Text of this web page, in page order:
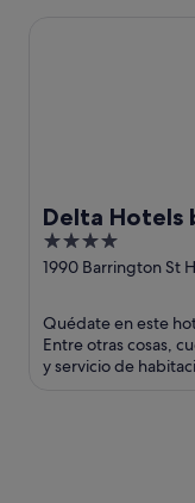
Delta
Halifax
4
out
5
1990 Barrington St
Quédate en este
Entre otras cosas,
y servicio de